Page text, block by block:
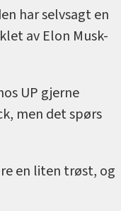
har selvsagt en
av Elon Musk-
UP gjerne
men det spørs
en liten trøst, og